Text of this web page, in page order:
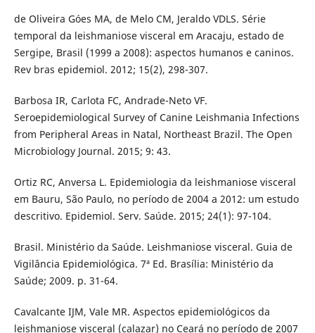
de Oliveira Góes MA, de Melo CM, Jeraldo VDLS. Série
temporal da leishmaniose visceral em Aracaju, estado de
Sergipe, Brasil (1999 a 2008): aspectos humanos e caninos.
Rev bras epidemiol. 2012; 15(2), 298-307.
Barbosa IR, Carlota FC, Andrade-Neto VF.
Seroepidemiological Survey of Canine Leishmania Infections
from Peripheral Areas in Natal, Northeast Brazil. The Open
Microbiology Journal. 2015; 9: 43.
Ortiz RC, Anversa L. Epidemiologia da leishmaniose visceral
em Bauru, São Paulo, no período de 2004 a 2012: um estudo
descritivo. Epidemiol. Serv. Saúde. 2015; 24(1): 97-104.
Brasil. Ministério da Saúde. Leishmaniose visceral. Guia de
Vigilância Epidemiológica. 7ª Ed. Brasília: Ministério da
Saúde; 2009. p. 31-64.
Cavalcante IJM, Vale MR. Aspectos epidemiológicos da
leishmaniose visceral (calazar) no Ceará no período de 2007